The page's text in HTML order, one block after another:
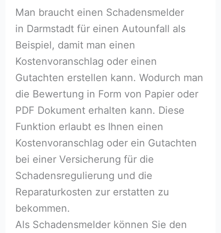
Man braucht einen Schadensmelder
in Darmstadt für einen Autounfall als
Beispiel, damit man einen
Kostenvoranschlag oder einen
Gutachten erstellen kann. Wodurch man
die Bewertung in Form von Papier oder
PDF Dokument erhalten kann. Diese
Funktion erlaubt es Ihnen einen
Kostenvoranschlag oder ein Gutachten
bei einer Versicherung für die
Schadensregulierung und die
Reparaturkosten zur erstatten zu
bekommen.
Als Schadensmelder können Sie den